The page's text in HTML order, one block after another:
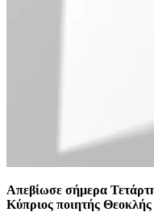
Απεβίωσε σήμερα
Κύπριος ποιητής